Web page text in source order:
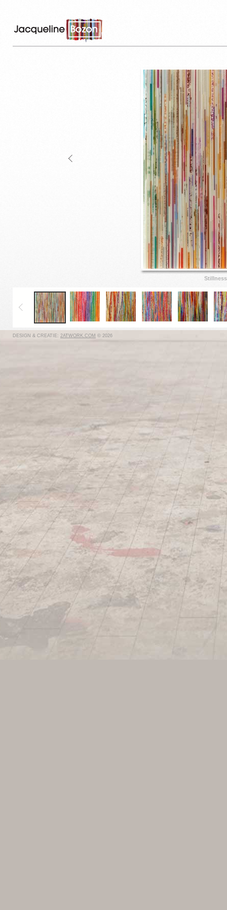
DESIGN & CREATIE: 2ATWORK.COM © 2026